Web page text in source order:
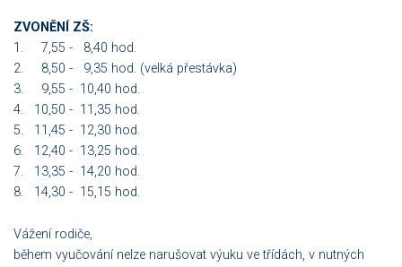
ZVONĚNÍ ZŠ:
1. 7,55 - 8,40 hod.
2. 8,50 - 9,35 hod. (velká přestávka)
3. 9,55 - 10,40 hod.
4. 10,50 - 11,35 hod.
5. 11,45 - 12,30 hod.
6. 12,40 - 13,25 hod.
7. 13,35 - 14,20 hod.
8. 14,30 - 15,15 hod.
Vážení rodiče,
během vyučování nelze narušovat výuku ve třídách, v nutných